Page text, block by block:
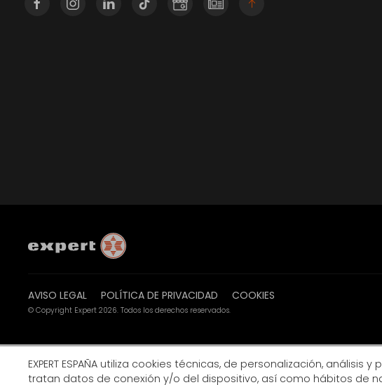
AVISO LEGAL POLÍTICA DE PRIVACIDAD COOKIES
© Copyright Expert 2026. Todos los derechos reservados.
EXPERT ESPAÑA utiliza cookies técnicas, de personalización, análisis
tratan datos de conexión y/o del dispositivo, así como hábitos de